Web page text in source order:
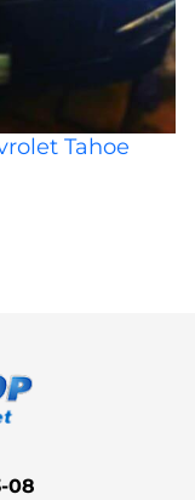
Tahoe
08